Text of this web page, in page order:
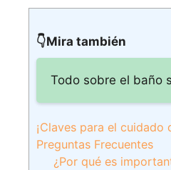
👇Mira también
Todo sobre el baño
¡Claves para el
Preguntas Frecuentes
¿Por qué es